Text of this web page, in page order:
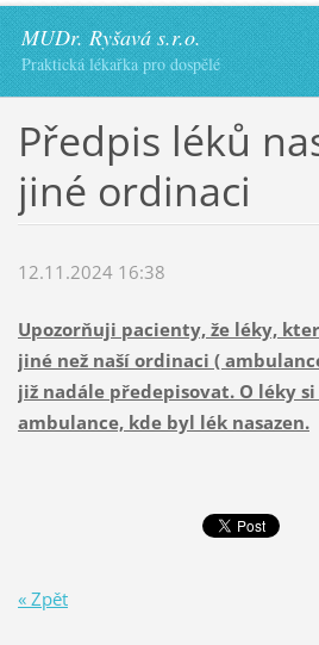
MUDr. Ryšavá s.r.o.
Praktická lékařka pro dospělé
Předpis léků
jiné ordinaci
12.11.2024 16:38
Upozorňuji pacienty, že léky,
jiné než naší ordinaci (
již nadále předepisovat. O léky
ambulance, kde byl lék nasazen.
« Zpět